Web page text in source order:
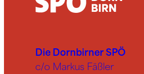
Die Dornbirner SPÖ
c/o Markus Fäßler